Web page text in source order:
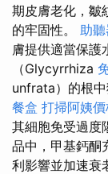
期皮膚老化，皺
的牢固性。 助聽
膚提供適當保護
（Glycyrrhiza
unfrata）的根中
餐盒 打掃阿姨
其細胞免受過度
品中，甲基鈣酮
利影響並加速衰